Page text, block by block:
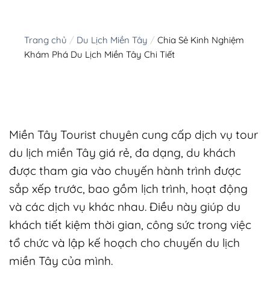
Trang chủ / Du Lịch Miền Tây / Chia Sẻ Kinh Nghiệm
Khám Phá Du Lịch Miền Tây Chi Tiết
Miền Tây Tourist chuyên cung cấp dịch vụ tour
du lịch miền Tây giá rẻ, đa dạng, du khách
được tham gia vào chuyến hành trình được
sắp xếp trước, bao gồm lịch trình, hoạt động
và các dịch vụ khác nhau. Điều này giúp du
khách tiết kiệm thời gian, công sức trong việc
tổ chức và lập kế hoạch cho chuyến du lịch
miền Tây của mình.